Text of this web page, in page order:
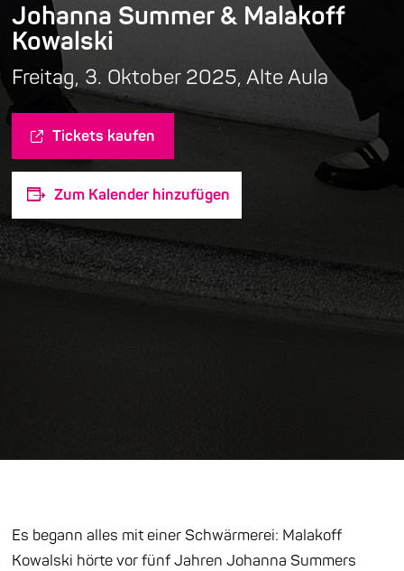
Johanna Summer & Malakoff
Kowalski
Freitag, 3. Oktober 2025, Alte Aula
Tickets kaufen
Zum Kalender hinzufügen
Es begann alles mit einer Schwärmerei: Malakoff
Kowalski hörte vor fünf Jahren Johanna Summers